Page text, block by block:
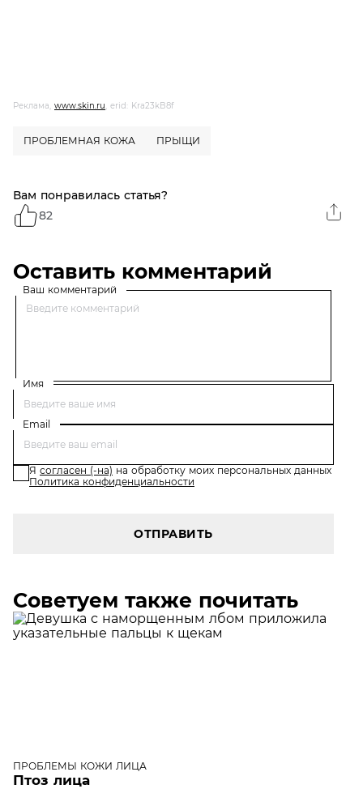
Реклама, www.skin.ru, erid: Kra23kB8f
ПРОБЛЕМНАЯ КОЖА ПРЫЩИ
Вам понравилась статья?
82
Оставить комментарий
Ваш комментарий
Имя
Email
Я согласен (-на) на обработку моих персональных данных
Политика конфиденциальности
ОТПРАВИТЬ
Советуем также почитать
ПРОБЛЕМЫ КОЖИ ЛИЦА
Птоз лица